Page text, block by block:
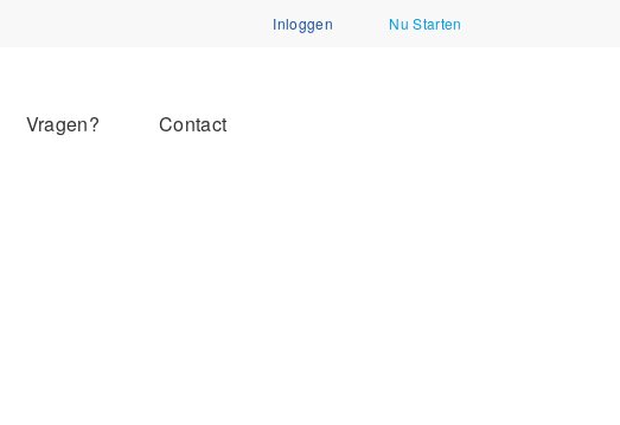
Inloggen Nu Starten
Vragen? Contact